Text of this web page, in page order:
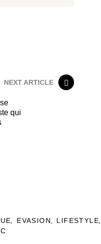
NEXT ARTICLE
qui
EVASION
LIFESTYLE